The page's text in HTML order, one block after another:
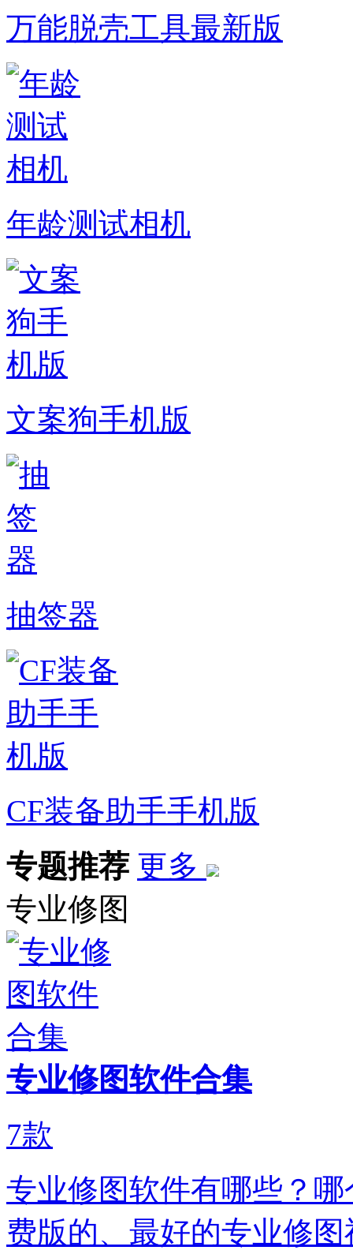
万能脱壳工具最新版
年龄测试相机
文案狗手机版
抽签器
CF装备助手手机版
专题推荐 更多
专业修图
专业修图软件合集
7款
专业修图软件有哪些？
费版的、最好的专业修